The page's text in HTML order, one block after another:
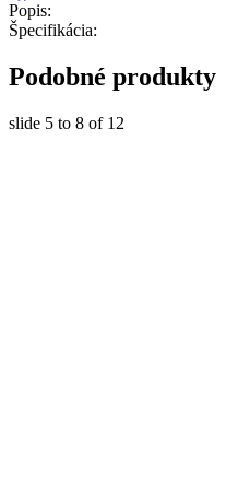
Popis:
Špecifikácia:
Podobné produkty
slide 5 to 8 of 12